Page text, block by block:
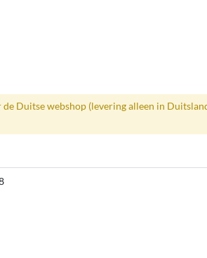
Duitse webshop (levering alleen in